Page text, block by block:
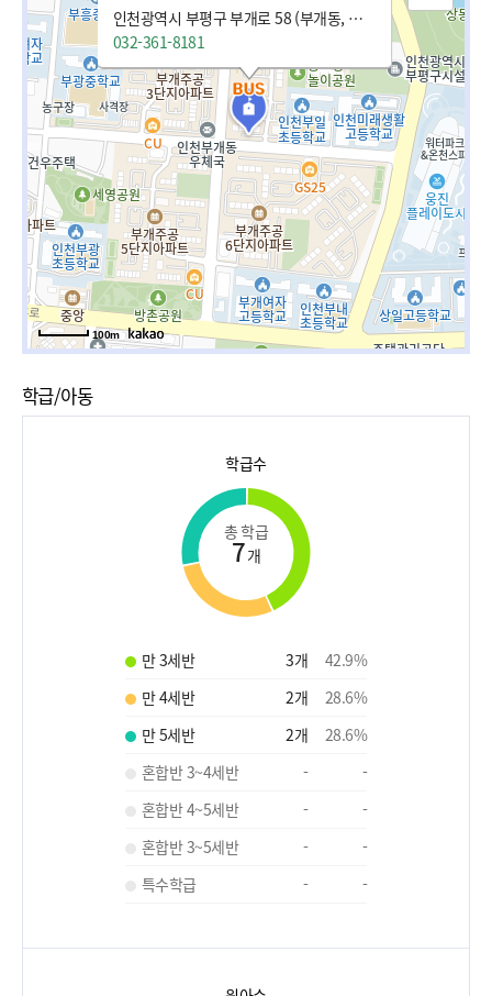
인천광역시 부평구 부개로 58 (부개동, 푸른마을삼부한신아파트)
032-361-8181
100m
학급/아동
학급수
총 학급
7개
만 3세반 3개 42.9%
만 4세반
2개 28.6%
만 5세반
2개 28.6%
혼합반 3~4세반
-
-
혼합반 4~5세반
-
-
혼합반 3~5세반
-
-
특수학급
- -